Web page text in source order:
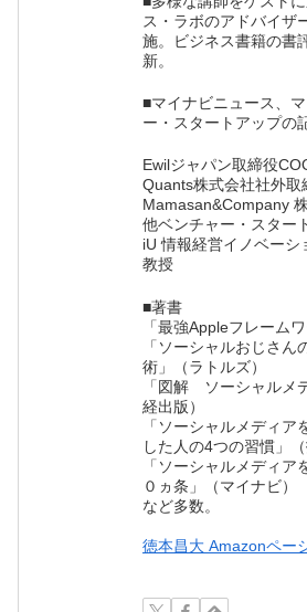
ス・ラボのアドバイザ
施。ビジネス書籍の書
新。
■マイナビニュース、
ー・スタートアップの
Ewilジャパン取締役
Quants株式会社社外取
Mamasan&Company
他ベンチャー・スター
iU 情報経営イノベー
教授
■著書
「最強Appleフレーム
「ソーシャルおじさ
術」（ラトルズ）
「図解 ソーシャルメ
経出版）
「ソーシャルメディ
した人の4つの習慣」（
「ソーシャルメディア
０ヵ条」（マイナビ）
など多数。
徳本昌大 Amazonペー